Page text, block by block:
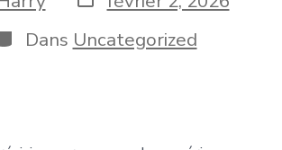
de
publication
Dans Uncategorized